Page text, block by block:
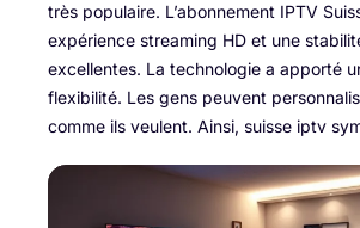
très populaire. L’abonnement IPTV
expérience streaming HD et une
excellentes. La technologie a apporté
flexibilité. Les gens peuvent
comme ils veulent. Ainsi, suisse iptv